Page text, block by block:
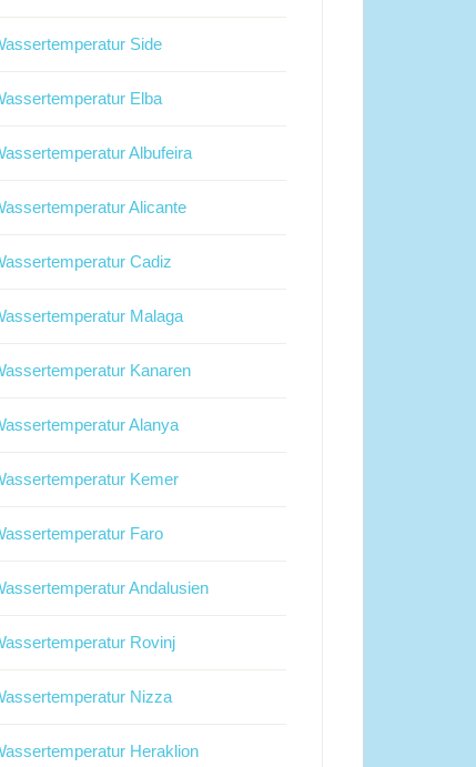
Side
Elba
Albufeira
Alicante
Cadiz
Malaga
Kanaren
Alanya
Kemer
Faro
Andalusien
Rovinj
Nizza
Heraklion